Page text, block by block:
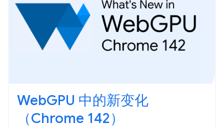
WebGPU 中的新变化
（Chrome 142）